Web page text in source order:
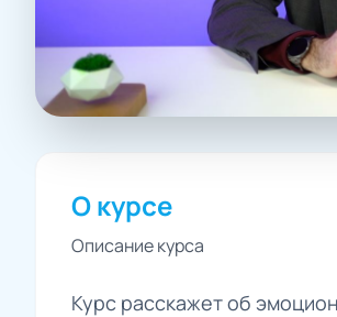
О курсе
Описание курса
Курс расскажет об